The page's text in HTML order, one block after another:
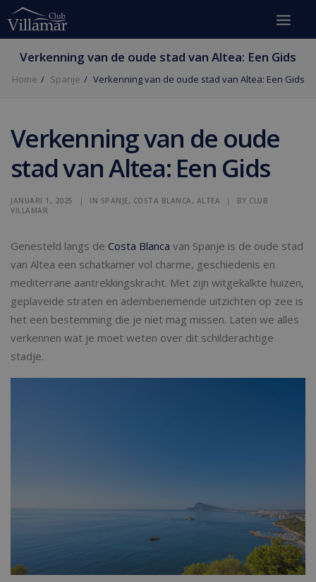
Verkenning van de oude stad van Altea: Een Gids
Home Spanje Verkenning van de oude stad van Altea: Een Gids
Verkenning van de oude
stad van Altea: Een Gids
JANUARI 1, 2025 | IN SPANJE, COSTA BLANCA , ALTEA | BY CLUB
VILLAMAR
Genesteld langs de Costa Blanca van Spanje is de oude stad
van Altea een schatkamer vol charme, geschiedenis en
mediterrane aantrekkingskracht. Met zijn witgekalkte huizen,
geplaveide straten en adembenemende uitzichten op zee is
het een bestemming die je niet mag missen. Laten we alles
verkennen wat je moet weten over dit schilderachtige
stadje.